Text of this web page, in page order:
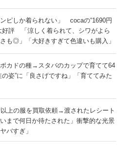
ンピしか着られない」 cocaの“1690円
好評 「涼しく着られて、シワがよら
も◎」「大好きすぎて色違いも購入」
カドの種→スタバのカップで育てて64
姿”に「良さげですね」「育ててみた
上の服を買取依頼→渡されたレシート
で何日か待たされた」衝撃的な光景
バすぎ」